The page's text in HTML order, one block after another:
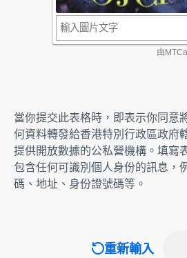
當你提交此表格時，即表示你同意
何資料轉發給香港特別行政區政府
提供開放數據的公私營機構。填寫
包含任何可識別個人身份的訊息，
碼、地址、身份證號碼等。
重新輸入